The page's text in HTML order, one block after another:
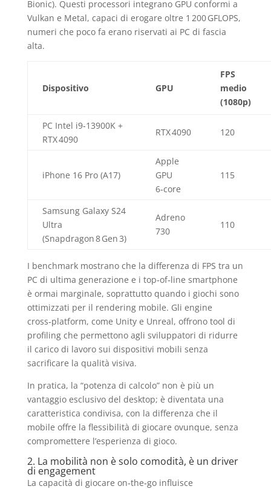
Bionic). Questi processori integrano GPU conformi a
Vulkan e Metal, capaci di erogare oltre 1 200 GFLOPS,
numeri che poco fa erano riservati ai PC di fascia
alta.
Dispositivo GPU
FPS
medio
(1080p)
PC Intel i9‑13900K +
RTX 4090
RTX 4090 120
iPhone 16 Pro (A17)
Apple
GPU
6‑core
115
Samsung Galaxy S24
Ultra
(Snapdragon 8 Gen 3)
Adreno
730
110
I benchmark mostrano che la differenza di FPS tra un
PC di ultima generazione e i top‑of‑line smartphone
è ormai marginale, soprattutto quando i giochi sono
ottimizzati per il rendering mobile. Gli engine
cross‑platform, come Unity e Unreal, offrono tool di
profiling che permettono agli sviluppatori di ridurre
il carico di lavoro sui dispositivi mobili senza
sacrificare la qualità visiva.
In pratica, la “potenza di calcolo” non è più un
vantaggio esclusivo del desktop; è diventata una
caratteristica condivisa, con la differenza che il
mobile offre la flessibilità di giocare ovunque, senza
compromettere l’esperienza di gioco.
2. La mobilità non è solo comodità, è un driver
di engagement
La capacità di giocare on‑the‑go influisce